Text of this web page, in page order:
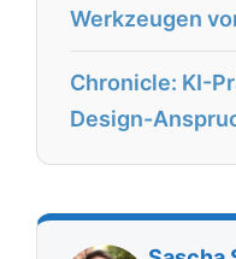
Werkzeugen
Chronicle: KI-
Design-